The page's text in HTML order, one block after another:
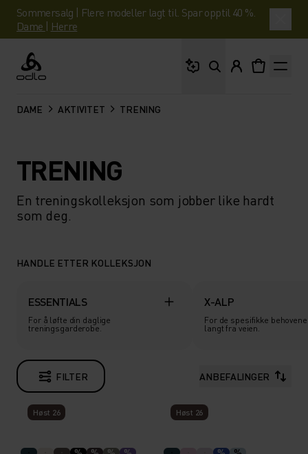
Sommersalg | Flere modeller lagt til. Spar opptil 40 %.
Dame | Herre
Odlo
DAME AKTIVITET TRENING
TRENING
En treningskolleksjon som jobber like hardt
som deg.
HANDLE ETTER KOLLEKSJON
ESSENTIALS
For å løfte din daglige
treningsgarderobe.
X-ALP
For de spesifikke
langt fra veien.
FILTER ANBEFALINGER
Høst 26 Høst 26